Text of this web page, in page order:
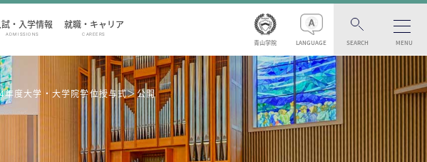
・入学情報
ADMISSIONS
就職・キャリア
CAREERS
青山学院 LANGUAGE SEARCH MENU
度大学・大学院学位授与式＞公開